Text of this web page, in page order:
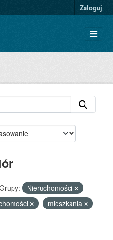
Zaloguj
Grupy:
Nieruchomości
mieszkania